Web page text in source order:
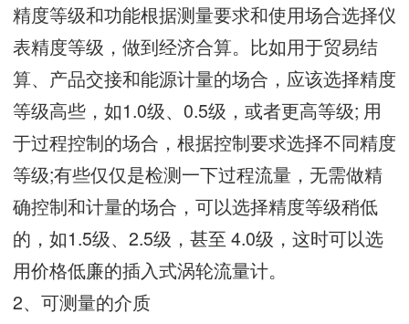
精度等级和功能根据测量要求和使用场合选择仪
表精度等级，做到经济合算。比如用于贸易结
算、产品交接和能源计量的场合，应该选择精度
等级高些，如1.0级、0.5级，或者更高等级; 用
于过程控制的场合，根据控制要求选择不同精度
等级;有些仅仅是检测一下过程流量，无需做精
确控制和计量的场合，可以选择精度等级稍低
的，如1.5级、2.5级，甚至 4.0级，这时可以选
用价格低廉的插入式涡轮流量计。
2、可测量的介质